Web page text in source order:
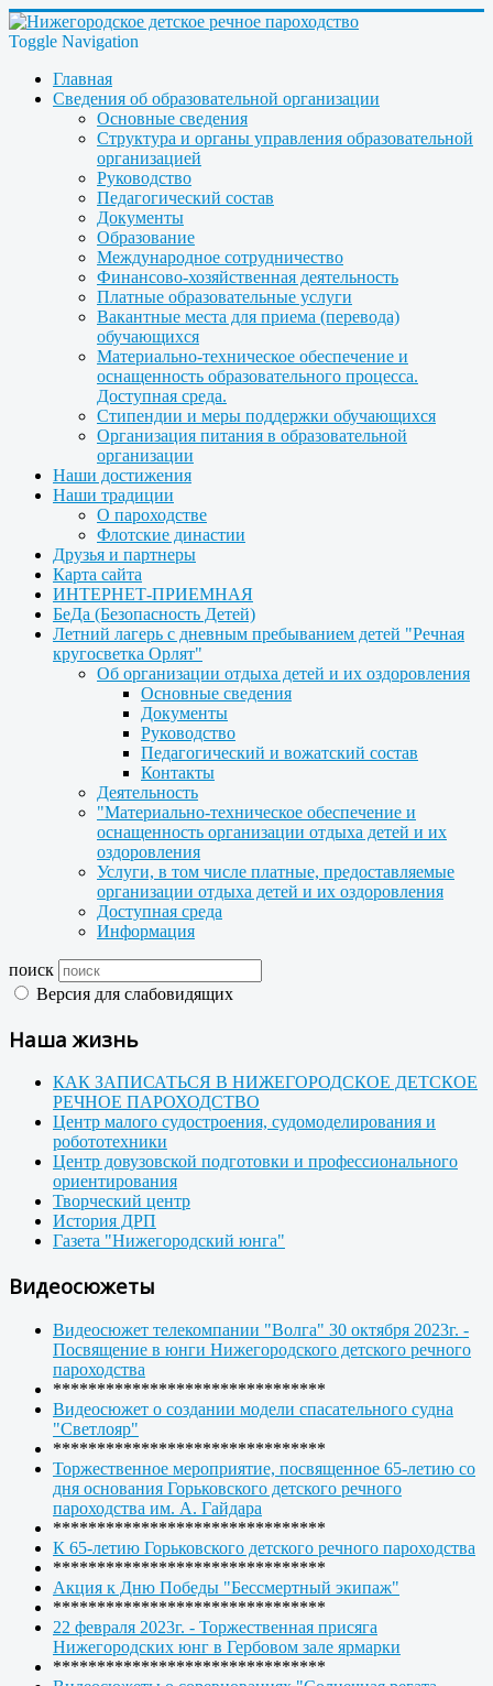
Toggle Navigation
Главная
Сведения об образовательной организации
Основные сведения
Структура и органы управления образовательной
организацией
Руководство
Педагогический состав
Документы
Образование
Международное сотрудничество
Финансово-хозяйственная деятельность
Платные образовательные услуги
Вакантные места для приема (перевода)
обучающихся
Материально-техническое обеспечение и
оснащенность образовательного процесса.
Доступная среда.
Стипендии и меры поддержки обучающихся
Организация питания в образовательной
организации
Наши достижения
Наши традиции
О пароходстве
Флотские династии
Друзья и партнеры
Карта сайта
ИНТЕРНЕТ-ПРИЕМНАЯ
БеДа (Безопасность Детей)
Летний лагерь с дневным пребыванием детей "Речная
кругосветка Орлят"
Об организации отдыха детей и их оздоровления
Основные сведения
Документы
Руководство
Педагогический и вожатский состав
Контакты
Деятельность
"Материально-техническое обеспечение и
оснащенность организации отдыха детей и их
оздоровления
Услуги, в том числе платные, предоставляемые
организации отдыха детей и их оздоровления
Доступная среда
Информация
поиск
Версия для слабовидящих
Наша жизнь
КАК ЗАПИСАТЬСЯ В НИЖЕГОРОДСКОЕ ДЕТСКОЕ
РЕЧНОЕ ПАРОХОДСТВО
Центр малого судостроения, судомоделирования и
робототехники
Центр довузовской подготовки и профессионального
ориентирования
Творческий центр
История ДРП
Газета "Нижегородский юнга"
Видеосюжеты
Видеосюжет телекомпании "Волга" 30 октября 2023г. -
Посвящение в юнги Нижегородского детского речного
пароходства
*******************************
Видеосюжет о создании модели спасательного судна
"Светлояр"
*******************************
Торжественное мероприятие, посвященное 65-летию со
дня основания Горьковского детского речного
пароходства им. А. Гайдара
*******************************
К 65-летию Горьковского детского речного пароходства
*******************************
Акция к Дню Победы "Бессмертный экипаж"
*******************************
22 февраля 2023г. - Торжественная присяга
Нижегородских юнг в Гербовом зале ярмарки
*******************************